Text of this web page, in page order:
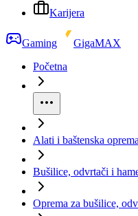
Karijera
Gaming
GigaMAX
Početna
Alati i baštenska oprema
Bušilice, odvrtači i
Oprema za bušilice,